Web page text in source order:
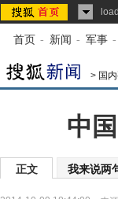
首页 - 新闻 - 军事 -
> 国
中
正文 我来说两